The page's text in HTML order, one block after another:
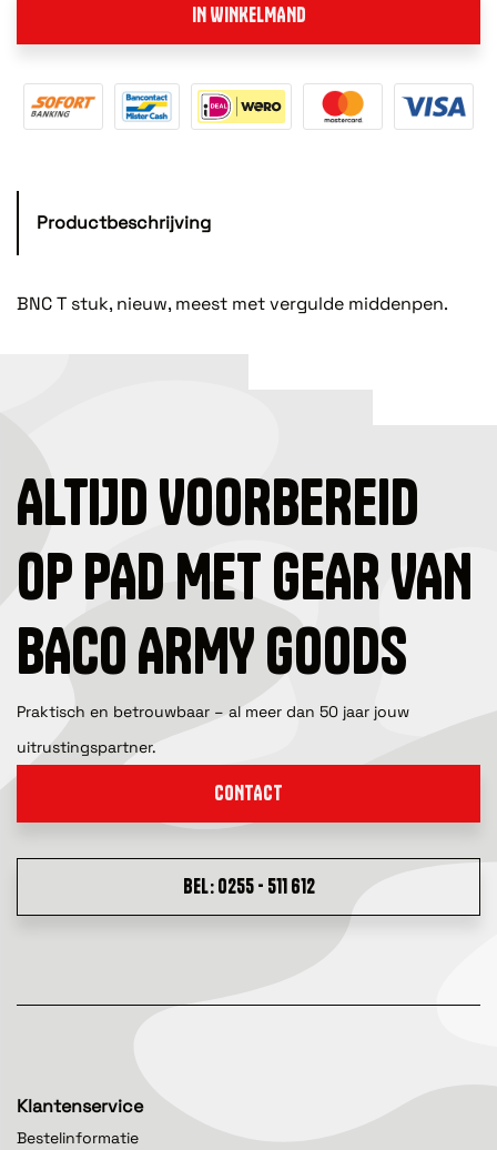
IN WINKELMAND
Productbeschrijving
BNC T stuk, nieuw, meest met vergulde middenpen.
ALTIJD VOORBEREID
OP PAD MET GEAR VAN
BACO ARMY GOODS
Praktisch en betrouwbaar – al meer dan 50 jaar jouw
uitrustingspartner.
CONTACT
BEL: 0255 - 511 612
Klantenservice
Bestelinformatie